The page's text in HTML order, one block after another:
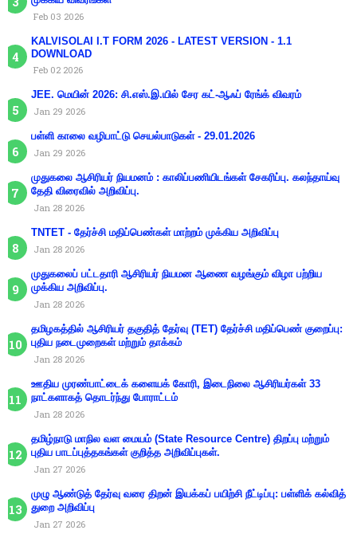
Feb 03 2026
KALVISOLAI I.T FORM 2026 - LATEST VERSION - 1.1
DOWNLOAD
Feb 02 2026
JEE. மெயின் 2026: சி.எஸ்.இ.யில் சேர கட்-ஆஃப் ரேங்க் விவரம்
Jan 29 2026
பள்ளி காலை வழிபாட்டு செயல்பாடுகள் - 29.01.2026
Jan 29 2026
முதுகலை ஆசிரியர் நியமனம் : காலிப்பணியிடங்கள் சேகரிப்பு. கலந்தாய்வு
தேதி விரைவில் அறிவிப்பு.
Jan 28 2026
TNTET - தேர்ச்சி மதிப்பெண்கள் மாற்றம் முக்கிய அறிவிப்பு
Jan 28 2026
முதுகலைப் பட்டதாரி ஆசிரியர் நியமன ஆணை வழங்கும் விழா பற்றிய
முக்கிய அறிவிப்பு.
Jan 28 2026
தமிழகத்தில் ஆசிரியர் தகுதித் தேர்வு (TET) தேர்ச்சி மதிப்பெண் குறைப்பு:
புதிய நடைமுறைகள் மற்றும் தாக்கம்
Jan 28 2026
ஊதிய முரண்பாட்டைக் களையக் கோரி, இடைநிலை ஆசிரியர்கள் 33
நாட்களாகத் தொடர்ந்து போராட்டம்
Jan 28 2026
தமிழ்நாடு மாநில வள மையம் (State Resource Centre) திறப்பு மற்றும்
புதிய பாடப்புத்தகங்கள் குறித்த அறிவிப்புகள்.
Jan 27 2026
முழு ஆண்டுத் தேர்வு வரை திறன் இயக்கப் பயிற்சி நீட்டிப்பு: பள்ளிக் கல்வித்
துறை அறிவிப்பு
Jan 27 2026